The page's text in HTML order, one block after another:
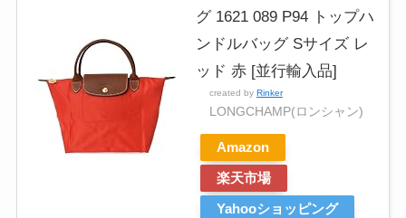
グ 1621 089 P94 トップハ
ンドルバッグ Sサイズ レ
ッド 赤 [並行輸入品]
created by Rinker
LONGCHAMP(ロンシャン)
Amazon
楽天市場
Yahooショッピング